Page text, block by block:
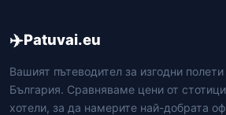
✈️Patuvai.eu
Вашият пътеводител за изгодни
България. Сравняваме цени от
хотели, за да намерите най-добрата